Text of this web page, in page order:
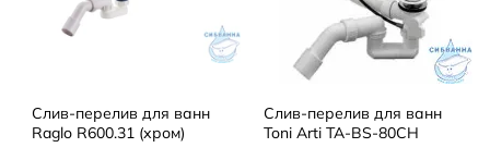
Слив-перелив для ванн
Raglo R600.31 (хром)
Слив-перелив для ванн
Toni Arti TA-BS-80CH